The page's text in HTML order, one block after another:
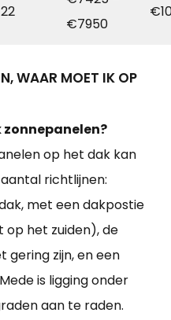
22
€7950
WAAR MOET IK OP
zonnepanelen?
op het dak kan
richtlijnen:
met een dakpostie
op het zuiden), de
gering zijn, en een
is ligging onder
aan te raden.